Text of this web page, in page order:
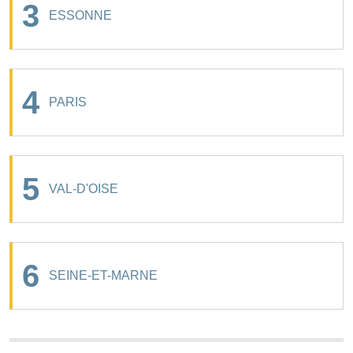
3 ESSONNE
4 PARIS
5 VAL-D'OISE
6 SEINE-ET-MARNE